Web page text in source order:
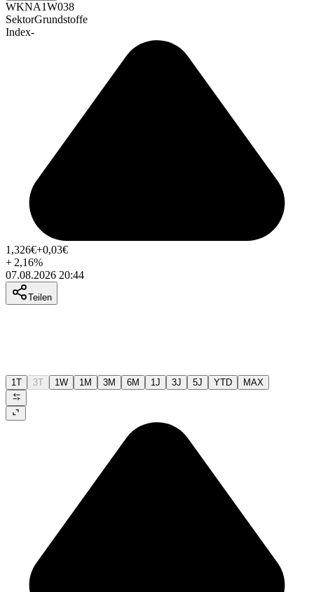
WKNA1W038
SektorGrundstoffe
Index-
1,326€+0,03€
+ 2,16%
07.08.2026 20:44
Teilen
1T 3T 1W 1M 3M 6M 1J 3J 5J YTD MAX